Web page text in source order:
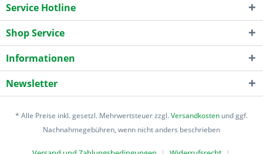
Service Hotline
Shop Service
Informationen
Newsletter
* Alle Preise inkl. gesetzl. Mehrwertsteuer zzgl.Versandkosten und ggf.
Nachnahmegebühren, wenn nicht anders beschrieben